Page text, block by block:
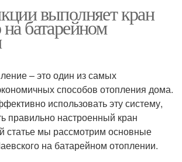
выполняет кран
батарейном
– это один из самых
способов отопления дома.
использовать эту систему,
правильно настроенный кран
статье мы рассмотрим основные
на батарейном отоплении.